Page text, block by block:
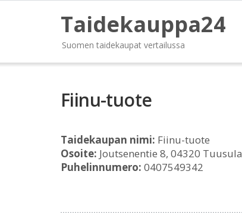
Taidekauppa24
Suomen taidekaupat vertailussa
Fiinu-tuote
Taidekaupan nimi: Fiinu-tuote
Osoite: Joutsenentie 8, 04320 Tuusula
Puhelinnumero: 0407549342